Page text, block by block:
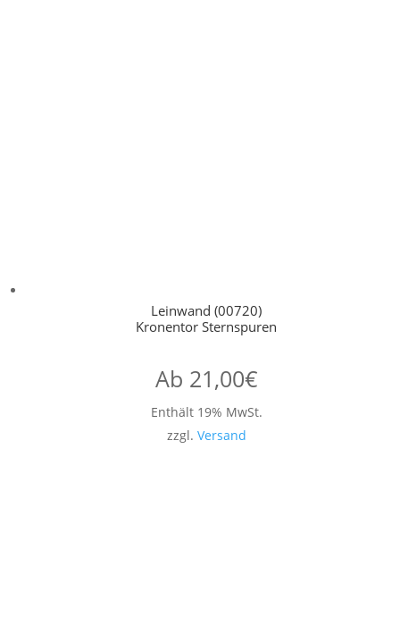
Leinwand (00720)
Kronentor Sternspuren
Ab 21,00€
Enthält 19% MwSt.
zzgl. Versand